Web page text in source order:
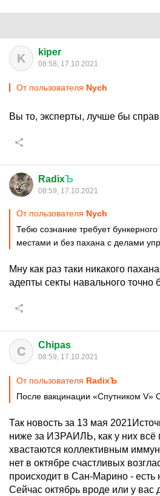
K kiper
08:58, 17.10.2021
От пользователя Nych
Вы то, эксперты, лучше бы
RadixЪ
08:59, 17.10.2021
От пользователя Nych
Тебю сознание требует
местами и без пахана с делами
Мну как раз таки никакого
адепты секты навального точно
C Chipas
08:59, 17.10.2021
От пользователя RadixЪ
После вакцинации «Спутником V»
Так новость за 13 мая
ниже за ИЗРАИЛЬ, как у них всё
хвастаются коллективным
нет в октябре счастливых
происходит в Сан-Марино - есть
Сейчас октябрь вроде или у вас